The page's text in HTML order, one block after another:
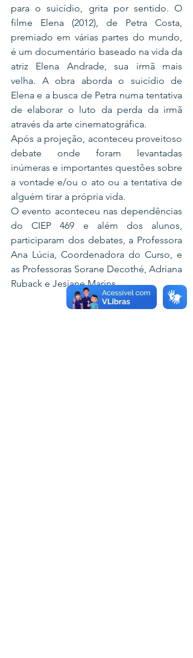
para o suicídio, grita por sentido. O
filme Elena (2012), de Petra Costa,
premiado em várias partes do mundo,
é um documentário baseado na vida da
atriz Elena Andrade, sua irmã mais
velha. A obra aborda o suicídio de
Elena e a busca de Petra numa tentativa
de elaborar o luto da perda da irmã
através da arte cinematográfica.
Após a projeção, aconteceu proveitoso
debate onde foram levantadas
inúmeras e importantes questões sobre
a vontade e/ou o ato ou a tentativa de
alguém tirar a própria vida.
O evento aconteceu nas dependências
do CIEP 469 e além dos alunos,
participaram dos debates, a Professora
Ana Lúcia, Coordenadora do Curso, e
as Professoras Sorane Decothé, Adriana
Ruback e Jesiane Marins.